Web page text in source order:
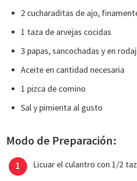
2 cucharaditas de ajo,
1 taza de arvejas cocidas
3 papas, sancochadas y en
Aceite en cantidad necesaria
1 pizca de comino
Sal y pimienta al gusto
Modo de Preparación:
Licuar el culantro con 1/2